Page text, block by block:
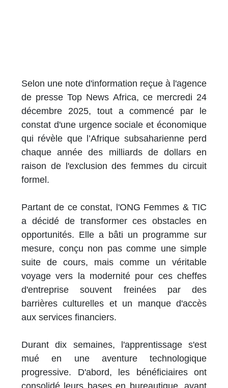
Selon une note d'information reçue à l'agence
de presse Top News Africa, ce mercredi 24
décembre 2025, tout a commencé par le
constat d'une urgence sociale et économique
qui révèle que l’Afrique subsaharienne perd
chaque année des milliards de dollars en
raison de l'exclusion des femmes du circuit
formel.
Partant de ce constat, l'ONG Femmes & TIC
a décidé de transformer ces obstacles en
opportunités. Elle a bâti un programme sur
mesure, conçu non pas comme une simple
suite de cours, mais comme un véritable
voyage vers la modernité pour ces cheffes
d'entreprise souvent freinées par des
barrières culturelles et un manque d'accès
aux services financiers.
Durant dix semaines, l'apprentissage s'est
mué en une aventure technologique
progressive. D'abord, les bénéficiaires ont